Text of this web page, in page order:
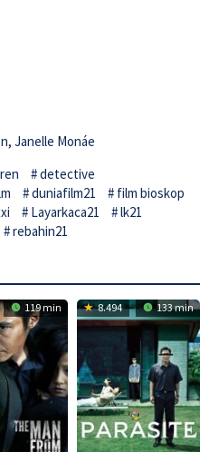
, Janelle Monáe
detective
duniafilm21
film bioskop
Layarkaca21
lk21
rebahin21
119 min 8.494 133 min